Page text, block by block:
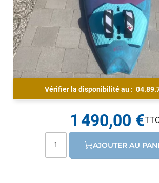
Vérifier la disponibilité au :
1 490,00 €
AJOUTER AU